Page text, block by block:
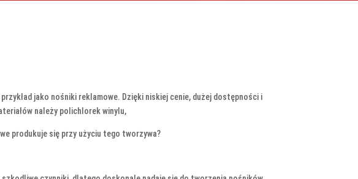
jako nośniki reklamowe. Dzięki niskiej cenie, dużej dostępności i
należy polichlorek winylu,
produkuje się przy użyciu tego tworzywa?